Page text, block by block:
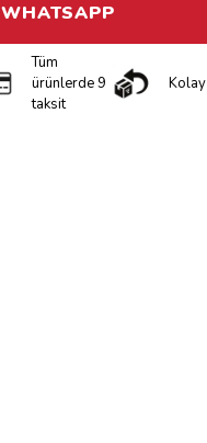
WHATSAPP
Tüm
ürünlerde 9
taksit